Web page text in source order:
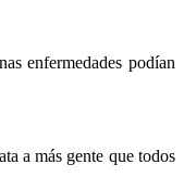
enfermedades podían
a más gente que todos